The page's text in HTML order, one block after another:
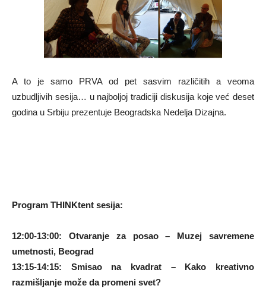
A to je samo PRVA od pet sasvim različitih a veoma
uzbudljivih sesija… u najboljoj tradiciji diskusija koje već deset
godina u Srbiju prezentuje Beogradska Nedelja Dizajna.
Program THINKtent sesija:
12:00-13:00: Otvaranje za posao – Muzej savremene
umetnosti, Beograd
13:15-14:15: Smisao na kvadrat – Kako kreativno
razmišljanje može da promeni svet?